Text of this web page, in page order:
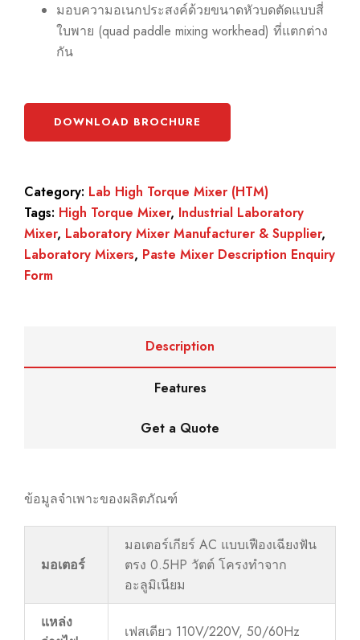
มอบความอเนกประสงค์ด้วยขนาดหัวบดตัดแบบสี่
ใบพาย (quad paddle mixing workhead) ที่แตกต่าง
กัน
DOWNLOAD BROCHURE
Category: Lab High Torque Mixer (HTM)
Tags: High Torque Mixer, Industrial Laboratory
Mixer, Laboratory Mixer Manufacturer & Supplier,
Laboratory Mixers, Paste Mixer Description Enquiry
Form
Description
Features
Get a Quote
ข้อมูลจำเพาะของผลิตภัณฑ์
มอเตอร์
มอเตอร์เกียร์ AC แบบเฟืองเฉียงฟัน
ตรง 0.5HP วัตต์ โครงทำจาก
อะลูมิเนียม
แหล่ง
เฟสเดียว 110V/220V, 50/60Hz